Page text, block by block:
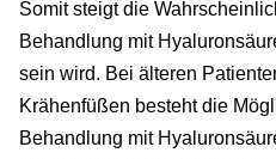
Somit steigt die
Behandlung mit
sein wird. Bei älteren
Krähenfüßen besteht die
Behandlung mit